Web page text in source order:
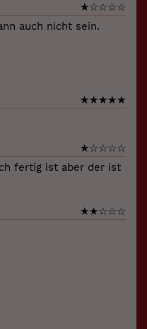
★☆☆☆☆
auch nicht sein.
★★★★★
★☆☆☆☆
fertig ist aber der ist
★★☆☆☆